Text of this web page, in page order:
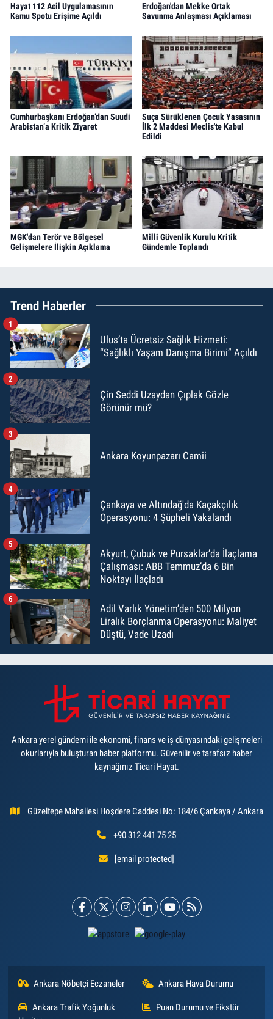
Hayat 112 Acil Uygulamasının
Kamu Spotu Erişime Açıldı
Erdoğan'dan Mekke Ortak
Savunma Anlaşması Açıklaması
Cumhurbaşkanı Erdoğan’dan Suudi
Arabistan’a Kritik Ziyaret
Suça Sürüklenen Çocuk Yasasının
İlk 2 Maddesi Meclis'te Kabul
Edildi
MGK'dan Terör ve Bölgesel
Gelişmelere İlişkin Açıklama
Milli Güvenlik Kurulu Kritik
Gündemle Toplandı
Trend Haberler
Ulus’ta Ücretsiz Sağlık Hizmeti:
“Sağlıklı Yaşam Danışma Birimi” Açıldı
1
Çin Seddi Uzaydan Çıplak Gözle
Görünür mü?
2
Ankara Koyunpazarı Camii
3
Çankaya ve Altındağ'da Kaçakçılık
Operasyonu: 4 Şüpheli Yakalandı
4
Akyurt, Çubuk ve Pursaklar’da İlaçlama
Çalışması: ABB Temmuz’da 6 Bin
Noktayı İlaçladı
5
Adil Varlık Yönetim’den 500 Milyon
Liralık Borçlanma Operasyonu: Maliyet
Düştü, Vade Uzadı
6
Ankara yerel gündemi ile ekonomi, finans ve iş dünyasındaki gelişmeleri
okurlarıyla buluşturan haber platformu. Güvenilir ve tarafsız haber
kaynağınız Ticari Hayat.
Güzeltepe Mahallesi Hoşdere Caddesi No: 184/6 Çankaya / Ankara
+90 312 441 75 25
[email protected]
Ankara Nöbetçi Eczaneler Ankara Hava Durumu
Ankara Trafik Yoğunluk
Puan Durumu ve Fikstür